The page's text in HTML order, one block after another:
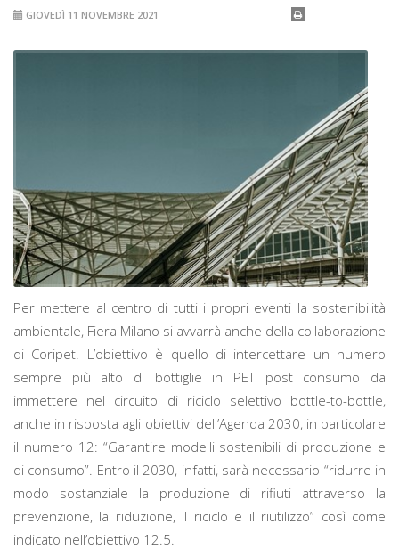
GIOVEDÌ 11 NOVEMBRE 2021
Per mettere al centro di tutti i propri eventi la sostenibilità
ambientale, Fiera Milano si avvarrà anche della collaborazione
di Coripet. L’obiettivo è quello di intercettare un numero
sempre più alto di bottiglie in PET post consumo da
immettere nel circuito di riciclo selettivo bottle-to-bottle,
anche in risposta agli obiettivi dell’Agenda 2030, in particolare
il numero 12: “Garantire modelli sostenibili di produzione e
di consumo”. Entro il 2030, infatti, sarà necessario “ridurre in
modo sostanziale la produzione di rifiuti attraverso la
prevenzione, la riduzione, il riciclo e il riutilizzo” così come
indicato nell’obiettivo 12.5.